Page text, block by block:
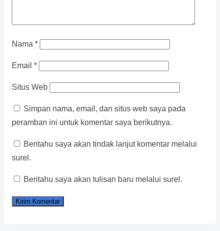
Nama *
Email *
Situs Web
Simpan nama, email, dan situs web saya pada
peramban ini untuk komentar saya berikutnya.
Beritahu saya akan tindak lanjut komentar melalui
surel.
Beritahu saya akan tulisan baru melalui surel.